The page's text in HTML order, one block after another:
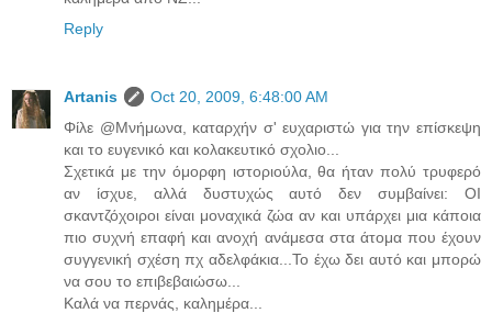
Reply
Artanis
Oct 20, 2009, 6:48:00 AM
Φίλε @Μνήμωνα, καταρχήν σ' ευχαριστώ για την επίσκεψη
και το ευγενικό και κολακευτικό σχολιο...
Σχετικά με την όμορφη ιστοριούλα, θα ήταν πολύ τρυφερό
αν ίσχυε, αλλά δυστυχώς αυτό δεν συμβαίνει: ΟΙ
σκαντζόχοιροι είναι μοναχικά ζώα αν και υπάρχει μια κάποια
πιο συχνή επαφή και ανοχή ανάμεσα στα άτομα που έχουν
συγγενική σχέση πχ αδελφάκια...Το έχω δει αυτό και μπορώ
να σου το επιβεβαιώσω...
Καλά να περνάς, καλημέρα...